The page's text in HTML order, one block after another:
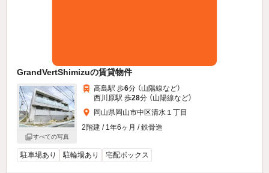
GrandVertShimizuの賃貸物件
すべての写真
高島駅 歩6分 （山陽線など）
西川原駅 歩28分 （山陽線など）
岡山県岡山市中区清水１丁目
2階建 / 1年6ヶ月 / 鉄骨造
駐車場あり 駐輪場あり 宅配ボックス